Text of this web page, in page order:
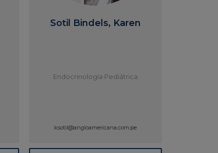
Sotil Bindels, Karen
Endocrinología Pediátrica
ksotil@angloamericana.com.pe